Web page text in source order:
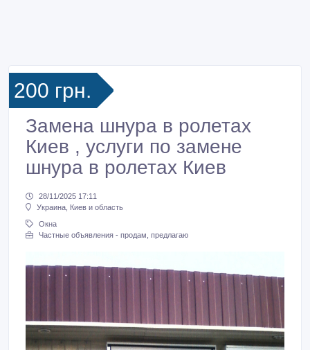
200 грн.
Замена шнура в ролетах
Киев , услуги по замене
шнура в ролетах Киев
28/11/2025 17:11
Украина, Киев и область
Окна
Частные объявления - продам, предлагаю